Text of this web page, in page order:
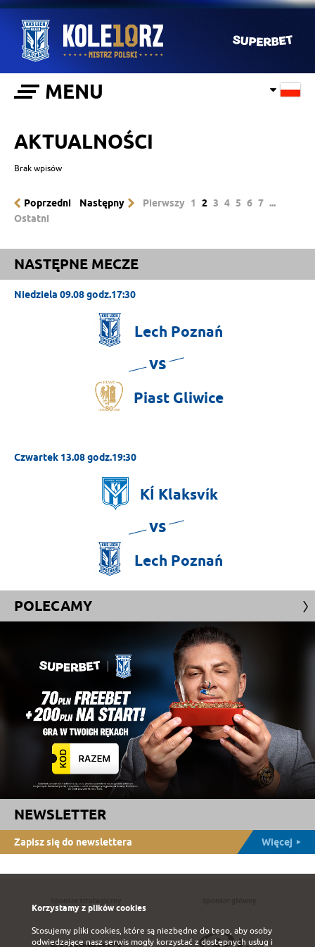
MENU
AKTUALNOŚCI
Brak wpisów
Poprzedni Następny Pierwszy 1 2 3 4 5 6 7 ...
Ostatni
NASTĘPNE MECZE
Niedziela 09.08 godz.17:30
Lech Poznań
vs
Piast Gliwice
Czwartek 13.08 godz.19:30
KÍ Klaksvík
vs
Lech Poznań
POLECAMY
NEWSLETTER
Zapisz się do newslettera Więcej
Korzystamy z plików cookies
Stosujemy pliki cookies, które są niezbędne do tego, aby osoby
odwiedzające nasz serwis mogły korzystać z dostępnych usług i